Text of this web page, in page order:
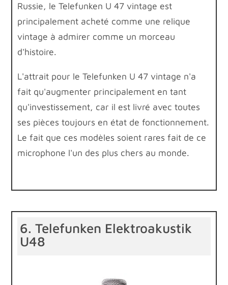
Russie, le Telefunken U 47 vintage est
principalement acheté comme une relique
vintage à admirer comme un morceau
d'histoire.
L'attrait pour le Telefunken U 47 vintage n'a
fait qu'augmenter principalement en tant
qu'investissement, car il est livré avec toutes
ses pièces toujours en état de fonctionnement.
Le fait que ces modèles soient rares fait de ce
microphone l'un des plus chers au monde.
6. Telefunken Elektroakustik
U48